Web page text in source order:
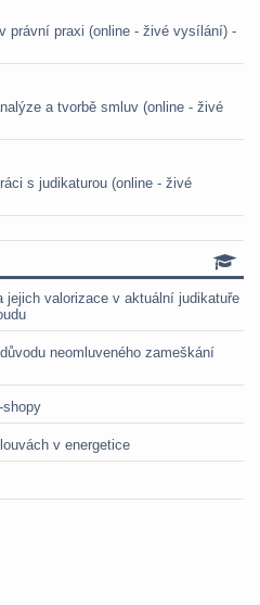
právní praxi (online - živé vysílání) -
a tvorbě smluv (online - živé
s judikaturou (online - živé
valorizace v aktuální judikatuře
neomluveného zameškání
shopy
v energetice